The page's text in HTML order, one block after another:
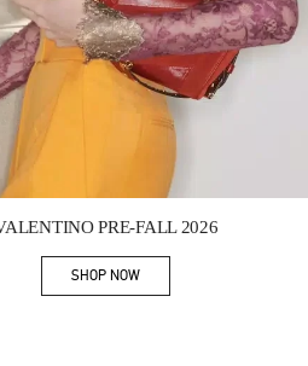
PRE-FALL 2026
SHOP NOWLink Opens in New Tab